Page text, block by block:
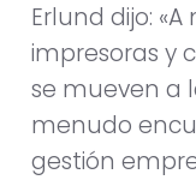
Erlund dijo:
impresoras y
se mueven a
menudo
gestión